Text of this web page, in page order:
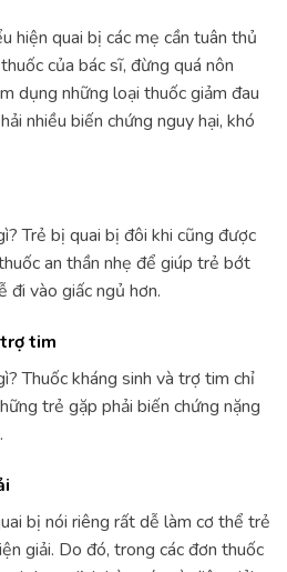
hiện quai bị các mẹ cần tuân thủ
của bác sĩ, đừng quá nôn
dụng những loại thuốc giảm đau
nhiều biến chứng nguy hại, khó
Trẻ bị quai bị đôi khi cũng được
an thần nhẹ để giúp trẻ bớt
đi vào giấc ngủ hơn.
tim
Thuốc kháng sinh và trợ tim chỉ
trẻ gặp phải biến chứng nặng
bị nói riêng rất dễ làm cơ thể trẻ
giải. Do đó, trong các đơn thuốc